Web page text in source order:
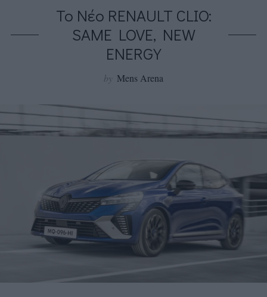
To Νέο RENAULT CLIO:
SAME LOVE, NEW
ENERGY
by Mens Arena